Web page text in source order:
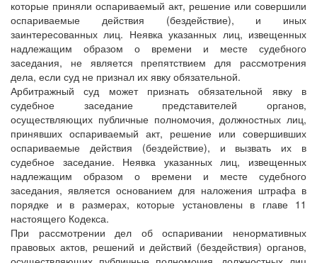
которые приняли оспариваемый акт, решение или совершили
оспариваемые действия (бездействие), и иных
заинтересованных лиц. Неявка указанных лиц, извещенных
надлежащим образом о времени и месте судебного
заседания, не является препятствием для рассмотрения
дела, если суд не признал их явку обязательной.
Арбитражный суд может признать обязательной явку в
судебное заседание представителей органов,
осуществляющих публичные полномочия, должностных лиц,
принявших оспариваемый акт, решение или совершивших
оспариваемые действия (бездействие), и вызвать их в
судебное заседание. Неявка указанных лиц, извещенных
надлежащим образом о времени и месте судебного
заседания, является основанием для наложения штрафа в
порядке и в размерах, которые установлены в главе 11
настоящего Кодекса.
При рассмотрении дел об оспаривании ненормативных
правовых актов, решений и действий (бездействия) органов,